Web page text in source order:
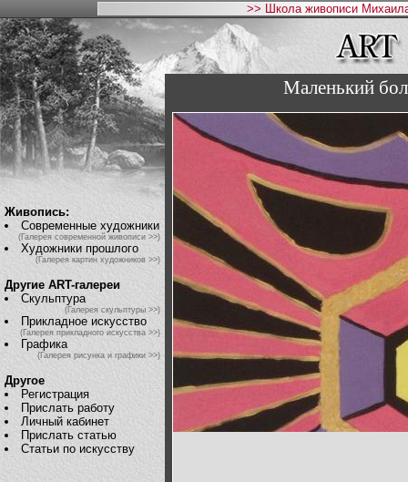
>> Школа живописи
Живопись:
Современные художники
(Галерея современной живописи >>)
Художники прошлого
(Галерея картин художников >>)
Другие ART-галереи
Скульптура
(Галерея скульптуры >>)
Прикладное искусство
(Галерея прикладного искусства >>)
Графика
(Галерея рисунка и графики >>)
Другое
Регистрация
Прислать работу
Личный кабинет
Прислать статью
Статьи по искусству
Маленький